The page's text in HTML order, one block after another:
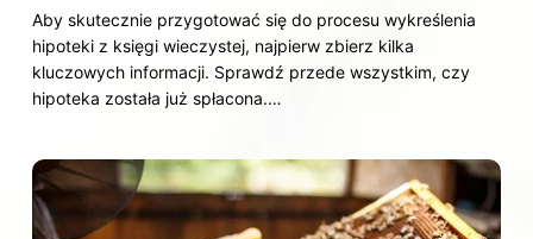
Aby skutecznie przygotować się do procesu wykreślenia
hipoteki z księgi wieczystej, najpierw zbierz kilka
kluczowych informacji. Sprawdź przede wszystkim, czy
hipoteka została już spłacona.…